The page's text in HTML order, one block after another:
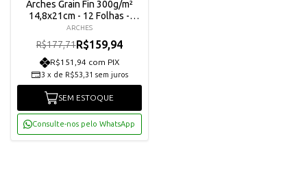
Arches Grain Fin 300g/m²
14,8x21cm - 12 Folhas -
1795090
ARCHES
R$177,71R$159,94
R$151,94 com PIX
3 x de R$53,31 sem juros
SEM ESTOQUE
Consulte-nos pelo WhatsApp